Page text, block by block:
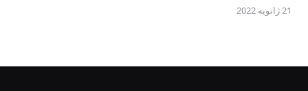
21 ژانویه 2022